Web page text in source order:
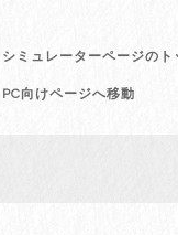
シミュレーターページのト
PC向けページへ移動